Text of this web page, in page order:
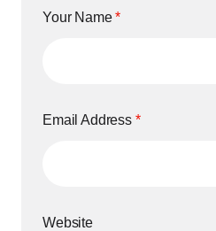
Your Name*
Email Address *
Website